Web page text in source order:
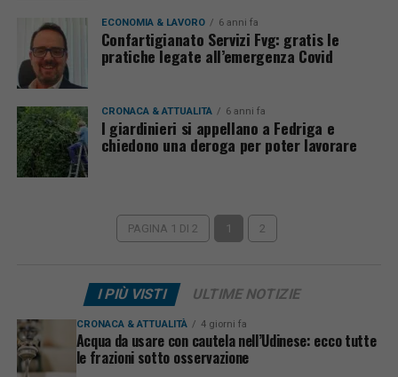
ECONOMIA & LAVORO 6 anni fa
Confartigianato Servizi Fvg: gratis le
pratiche legate all’emergenza Covid
CRONACA & ATTUALITÀ 6 anni fa
I giardinieri si appellano a Fedriga e
chiedono una deroga per poter lavorare
PAGINA 1 DI 2 1 2
I PIÙ VISTI ULTIME NOTIZIE
CRONACA & ATTUALITÀ 4 giorni fa
Acqua da usare con cautela nell’Udinese: ecco tutte
le frazioni sotto osservazione